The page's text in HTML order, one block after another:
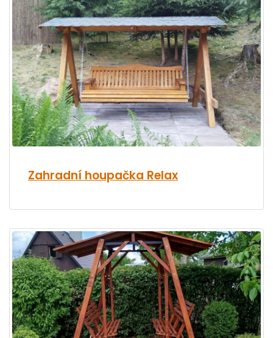
Zahradní houpačka Relax